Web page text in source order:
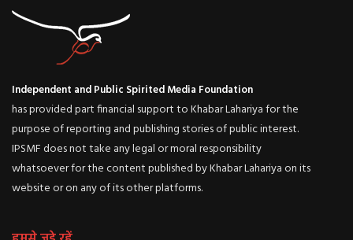
Independent and Public Spirited Media Foundation
has provided part financial support to Khabar Lahariya for the
purpose of reporting and publishing stories of public interest.
IPSMF does not take any legal or moral responsibility
whatsoever for the content published by Khabar Lahariya on its
website or on any of its other platforms.